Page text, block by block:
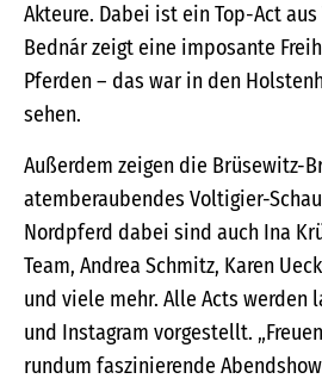
Akteure. Dabei ist ein Top-Act
Bednár zeigt eine imposante
Pferden – das war in den
sehen.
Außerdem zeigen die Brüsewitz-
atemberaubendes Voltigier-
Nordpferd dabei sind auch Ina
Team, Andrea Schmitz, Karen
und viele mehr. Alle Acts werden
und Instagram vorgestellt.
rundum faszinierende